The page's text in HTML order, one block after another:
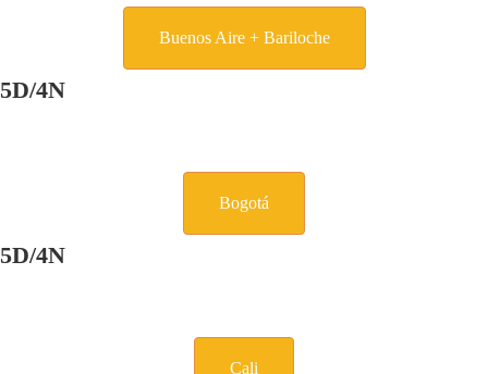
Buenos Aire + Bariloche
5D/4N
Bogotá
5D/4N
Cali